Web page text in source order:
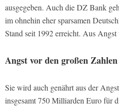
ausgegeben. Auch die DZ Bank
im ohnehin eher sparsamen
Stand seit 1992 erreicht. Aus
Angst vor den großen Zahlen
Sie wird auch genährt aus der
insgesamt 750 Milliarden Euro für